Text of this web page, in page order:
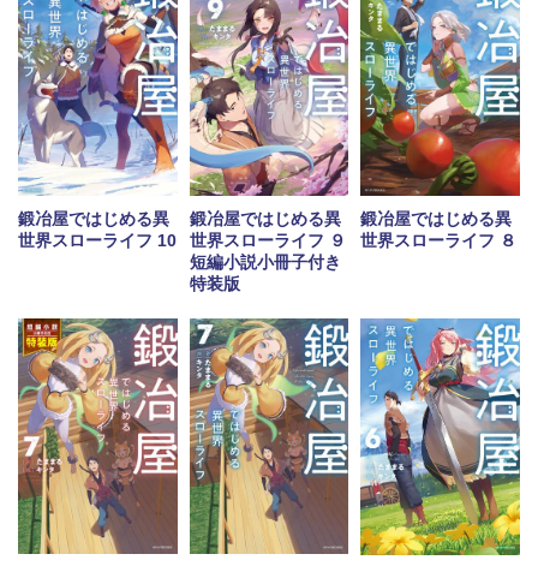
鍛冶屋ではじめる異
世界スローライフ 10
鍛冶屋ではじめる異
世界スローライフ ９
短編小説小冊子付き
特装版
鍛冶屋ではじめる異
世界スローライフ ８